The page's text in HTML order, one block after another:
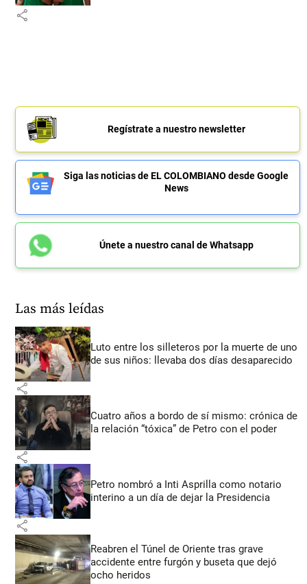
share
Regístrate a nuestro newsletter
Siga las noticias de EL COLOMBIANO desde Google
News
Únete a nuestro canal de Whatsapp
Las más leídas
Luto entre los silleteros por la muerte de uno
de sus niños: llevaba dos días desaparecido
share
Cuatro años a bordo de sí mismo: crónica de
la relación “tóxica” de Petro con el poder
share
Petro nombró a Inti Asprilla como notario
interino a un día de dejar la Presidencia
share
Reabren el Túnel de Oriente tras grave
accidente entre furgón y buseta que dejó
ocho heridos